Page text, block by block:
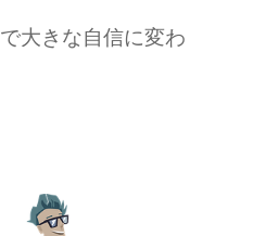
大きな自信に変わ